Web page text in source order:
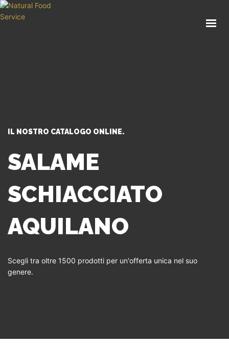
IL NOSTRO CATALOGO ONLINE.
SALAME
SCHIACCIATO
AQUILANO
Scegli tra oltre 1500 prodotti per un'offerta unica nel suo
genere.